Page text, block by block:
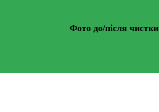
Фото до/після чистки